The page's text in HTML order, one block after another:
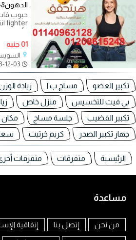
الدهون01140963128/01208615248
لفترات
01 جنيه
تكبير العضو مساج ب ا زيادة
بي فيت للتخسيس
منزل خاص
تكبير القضيب
جلسة مساج
جهاز تكبير الصدر
كريم خرتيت سعر
الرئيسية متفرقات متفرقات
مساعدة
من نحن إتصل بنا إتفاقية